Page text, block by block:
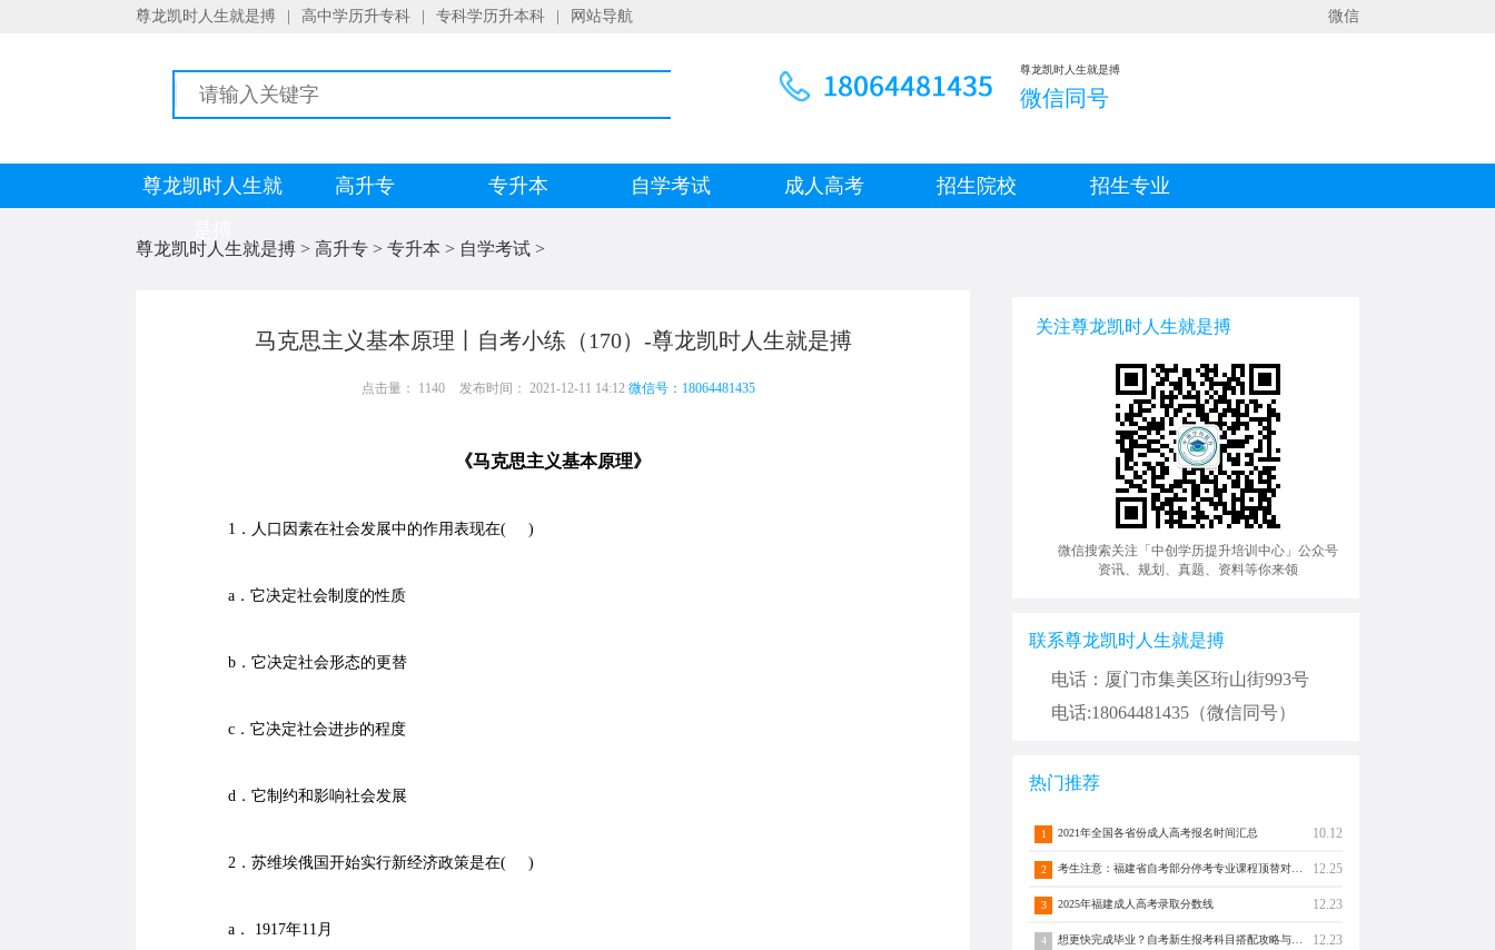
尊龙凯时人生就是搏 高中学历升专科 专科学历升本科 网站导航 微信
尊龙凯时人生就是搏
微信同号
尊龙凯时人生就
高升专 专升本 自学考试 成人高考 招生院校 招生专业
尊龙凯时人生就是搏 > 高升专 > 专升本 > 自学考试 >
马克思主义基本原理丨自考小练（170）-尊龙凯时人生就是搏
点击量： 1140 发布时间： 2021-12-11 14:12 微信号：18064481435
《马克思主义基本原理》
1．人口因素在社会发展中的作用表现在( )
a．它决定社会制度的性质
b．它决定社会形态的更替
c．它决定社会进步的程度
d．它制约和影响社会发展
2．苏维埃俄国开始实行新经济政策是在( )
a． 1917年11月
关注尊龙凯时人生就是搏
微信搜索关注「中创学历提升培训中心」公众号
资讯、规划、真题、资料等你来领
联系尊龙凯时人生就是搏
电话：厦门市集美区珩山街993号
电话:18064481435（微信同号）
热门推荐
1 2021年全国各省份成人高考报名时间汇总 10.12
2 12.25
3 2025年福建成人高考录取分数线 12.23
4 12.23